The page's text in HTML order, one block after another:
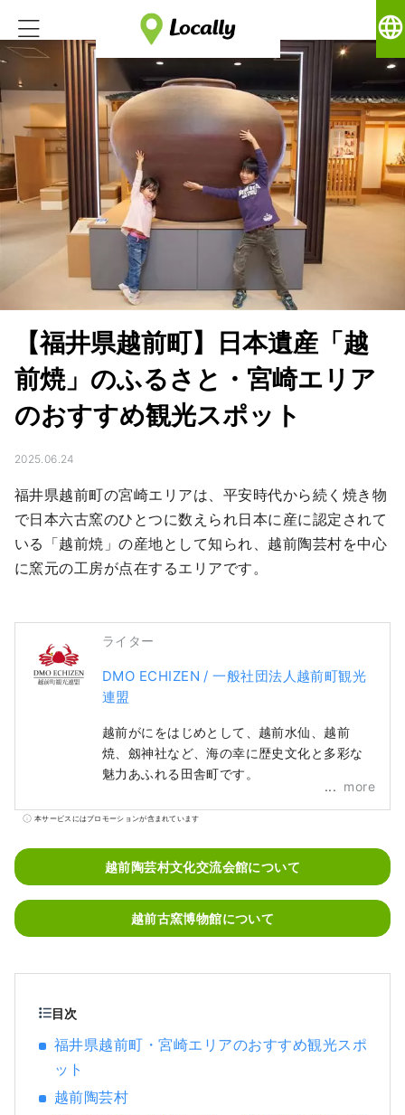
language
【福井県越前町】日本遺産「越
前焼」のふるさと・宮崎エリア
のおすすめ観光スポット
2025.06.24
福井県越前町の宮崎エリアは、平安時代から続く焼き物
で日本六古窯のひとつに数えられ日本に産に認定されて
いる「越前焼」の産地として知られ、越前陶芸村を中心
に窯元の工房が点在するエリアです。
ライター
DMO ECHIZEN / 一般社団法人越前町観光
連盟
越前がにをはじめとして、越前水仙、越前
焼、劔神社など、海の幸に歴史文化と多彩な
魅力あふれる田舎町です。
more
本サービスにはプロモーションが含まれています
越前陶芸村文化交流会館について
越前古窯博物館について
目次
福井県越前町・宮崎エリアのおすすめ観光スポ
ット
越前陶芸村